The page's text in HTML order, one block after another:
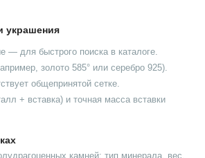
украшения
— для быстрого поиска в каталоге.
золото 585° или серебро 925).
общепринятой сетке.
+ вставка) и точная масса вставки
камней: тип минерала, вес,